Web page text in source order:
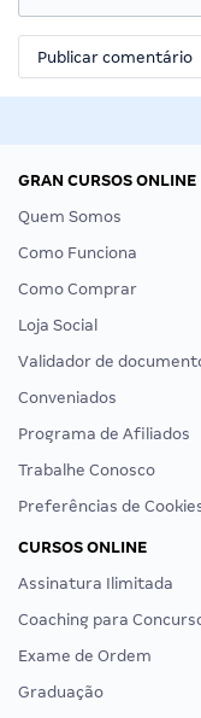
GRAN CURSOS ONLINE
Quem Somos
Como Funciona
Como Comprar
Loja Social
Validador de
Conveniados
Programa de Afiliados
Trabalhe Conosco
Preferências de
CURSOS ONLINE
Assinatura Ilimitada
Coaching para
Exame de Ordem
Graduação